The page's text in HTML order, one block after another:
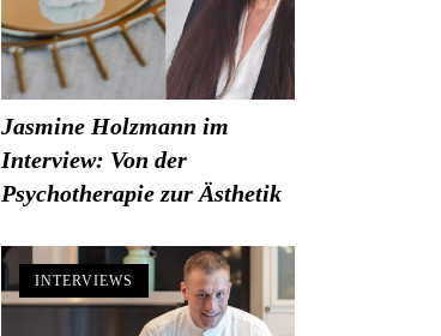
Jasmine Holzmann im
Interview: Von der
Psychotherapie zur Ästhetik
INTERVIEWS